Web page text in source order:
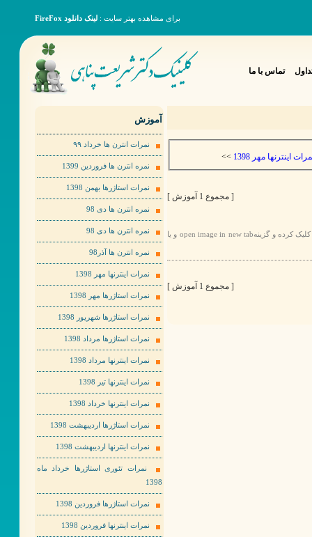
برای مشاهده بهتر سایت : لینک دانلود FireFox
تماس با ما
اینترنها مهر 1398 >>
[ مجموع 1 آموزش ]
برای مشاهده عکس ها به صورت بهتر لطفا روی عکس مورد نظر راست کلیک کرده و گزینهopen image in new tab و یا
[ مجموع 1 آموزش ]
آموزش
نمرات انترن ها خرداد ٩٩
نمره انترن ها فروردین 1399
نمرات استاژرها بهمن 1398
نمره انترن ها دی 98
نمره انترن ها دی 98
نمره انترن ها آذر98
نمرات اینترنها مهر 1398
نمرات استاژرها مهر 1398
نمرات استاژرها شهریور 1398
نمرات استاژرها مرداد 1398
نمرات اینترنها مرداد 1398
نمرات اینترنها تیر 1398
نمرات اینترنها خرداد 1398
نمرات استاژرها اردیبهشت 1398
نمرات اینترنها اردیبهشت 1398
نمرات تئوری استاژرها خرداد ماه
1398
نمرات استاژرها فروردین 1398
نمرات اینترنها فروردین 1398